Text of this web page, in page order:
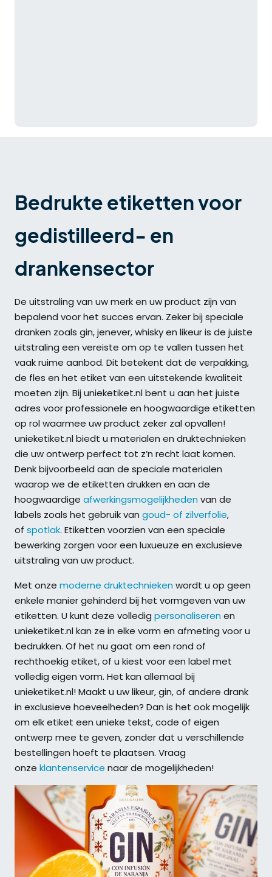
Bedrukte etiketten voor
gedistilleerd- en
drankensector
De uitstraling van uw merk en uw product zijn van
bepalend voor het succes ervan. Zeker bij speciale
dranken zoals gin, jenever, whisky en likeur is de juiste
uitstraling een vereiste om op te vallen tussen het
vaak ruime aanbod. Dit betekent dat de verpakking,
de fles en het etiket van een uitstekende kwaliteit
moeten zijn. Bij unieketiket.nl bent u aan het juiste
adres voor professionele en hoogwaardige etiketten
op rol waarmee uw product zeker zal opvallen!
unieketiket.nl biedt u materialen en druktechnieken
die uw ontwerp perfect tot z’n recht laat komen.
Denk bijvoorbeeld aan de speciale materialen
waarop we de etiketten drukken en aan de
hoogwaardige afwerkingsmogelijkheden van de
labels zoals het gebruik van goud- of zilverfolie,
of spotlak. Etiketten voorzien van een speciale
bewerking zorgen voor een luxueuze en exclusieve
uitstraling van uw product.
Met onze moderne druktechnieken wordt u op geen
enkele manier gehinderd bij het vormgeven van uw
etiketten. U kunt deze volledig personaliseren en
unieketiket.nl kan ze in elke vorm en afmeting voor u
bedrukken. Of het nu gaat om een rond of
rechthoekig etiket, of u kiest voor een label met
volledig eigen vorm. Het kan allemaal bij
unieketiket.nl! Maakt u uw likeur, gin, of andere drank
in exclusieve hoeveelheden? Dan is het ook mogelijk
om elk etiket een unieke tekst, code of eigen
ontwerp mee te geven, zonder dat u verschillende
bestellingen hoeft te plaatsen. Vraag
onze klantenservice naar de mogelijkheden!